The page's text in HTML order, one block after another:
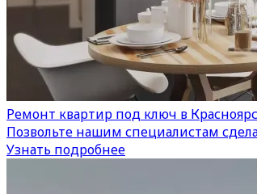
Ремонт квартир под ключ в
Позвольте нашим специалистам
Узнать подробнее